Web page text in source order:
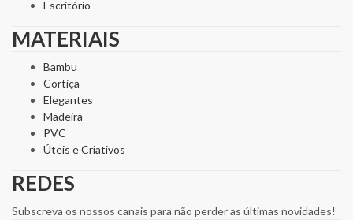
Escritório
MATERIAIS
Bambu
Cortiça
Elegantes
Madeira
PVC
Úteis e Criativos
REDES
Subscreva os nossos canais para não perder as últimas novidades!